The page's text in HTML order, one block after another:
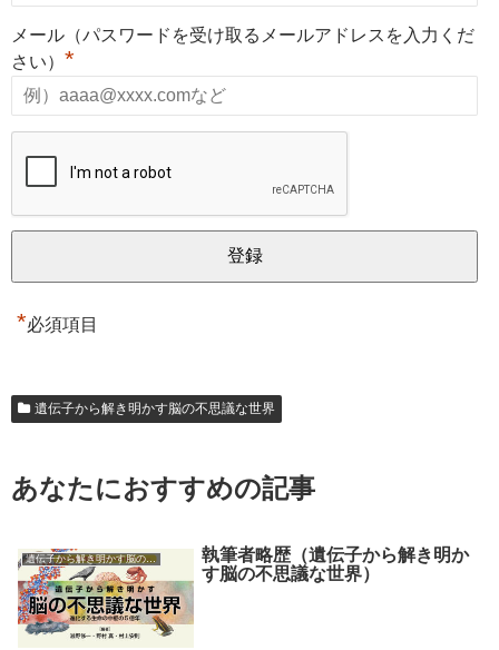
メール（パスワードを受け取るメールアドレスを入力くだ
さい） *
*必須項目
遺伝子から解き明かす脳の不思議な世界
あなたにおすすめの記事
遺伝子から解き明かす脳の不思議な世界
執筆者略歴（遺伝子から解き明か
す脳の不思議な世界）